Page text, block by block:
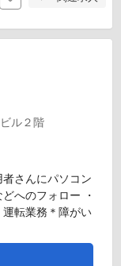
ル２階
さんにパソコン
へのフォロー ・
転業務＊障がい